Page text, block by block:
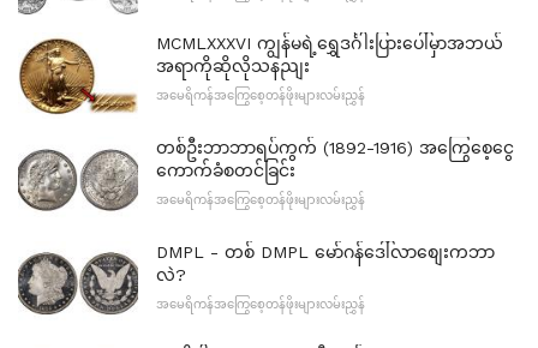
MCMLXXXVI ကျွန်မရဲ့ရွှေဒင်္ဂါးပြားပေါ်မှာအဘယ်
အရာကိုဆိုလိုသနညျး
အမေရိကန်အကြွေစေ့တန်ဖိုးများလမ်းညွှန်
တစ်ဦးဘာဘာရပ်ကွက် (1892-1916) အကြွေစေ့ငွေ
ကောက်ခံစတင်ခြင်း
အမေရိကန်အကြွေစေ့တန်ဖိုးများလမ်းညွှန်
DMPL - တစ် DMPL မော်ဂန်ဒေါ်လာစျေးကဘာ
လဲ?
အမေရိကန်အကြွေစေ့တန်ဖိုးများလမ်းညွှန်